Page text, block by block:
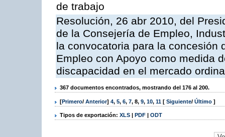
de trabajo
Resolución, 26 abr 2010, del
de la Consejería de Empleo,
la convocatoria para la concesión
Empleo con Apoyo como medida
discapacidad en el mercado
367 documentos encontrados, mostrando del 176 al 200.
[Primero/ Anterior] 4, 5, 6, 7, 8, 9, 10, 11 [ Siguiente/ Último ]
Tipos de exportación: XLS | PDF | ODT